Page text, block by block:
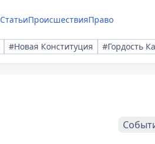
СтатьиПроисшествияПраво
#Новая Конституция #Гордость